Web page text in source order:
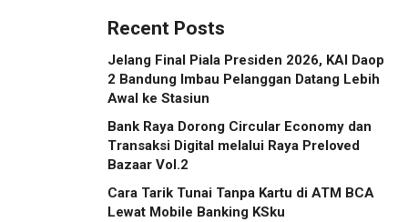
Recent Posts
Jelang Final Piala Presiden 2026, KAI Daop
2 Bandung Imbau Pelanggan Datang Lebih
Awal ke Stasiun
Bank Raya Dorong Circular Economy dan
Transaksi Digital melalui Raya Preloved
Bazaar Vol.2
Cara Tarik Tunai Tanpa Kartu di ATM BCA
Lewat Mobile Banking KSku